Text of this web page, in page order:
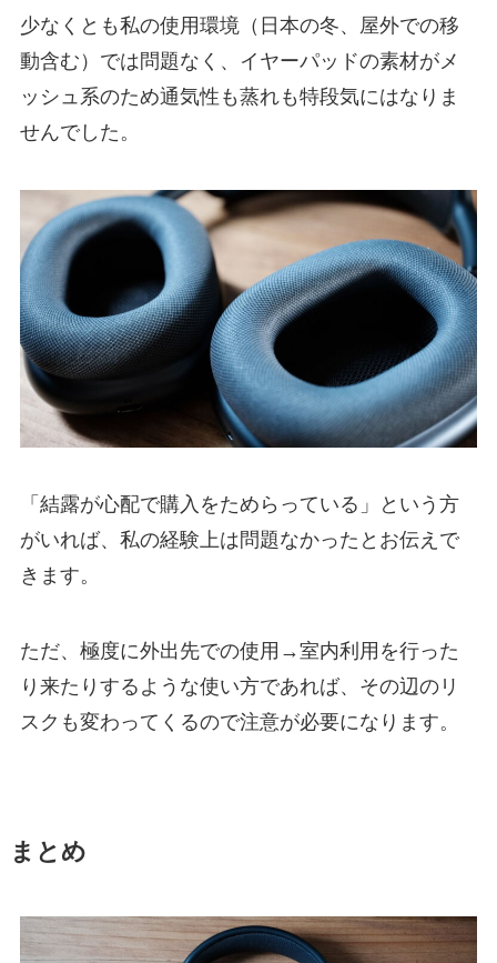
少なくとも私の使用環境（日本の冬、屋外での移
動含む）では問題なく、イヤーパッドの素材がメ
ッシュ系のため通気性も蒸れも特段気にはなりま
せんでした。
「結露が心配で購入をためらっている」という方
がいれば、私の経験上は問題なかったとお伝えで
きます。
ただ、極度に外出先での使用→室内利用を行った
り来たりするような使い方であれば、その辺のリ
スクも変わってくるので注意が必要になります。
まとめ